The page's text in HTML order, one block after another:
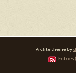
Arclite theme by
Entries